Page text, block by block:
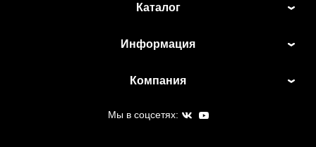
Каталог
Информация
Компания
Мы в соцсетях: